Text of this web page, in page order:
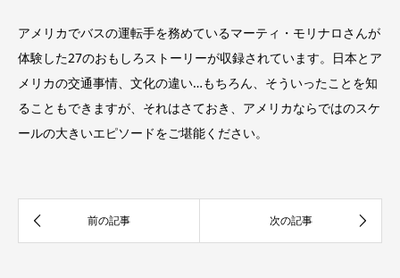
アメリカでバスの運転手を務めているマーティ・モリナロさんが
体験した27のおもしろストーリーが収録されています。日本とア
メリカの交通事情、文化の違い…もちろん、そういったことを知
ることもできますが、それはさておき、アメリカならではのスケ
ールの大きいエピソードをご堪能ください。